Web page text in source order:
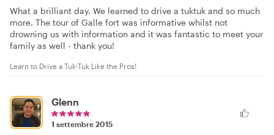
What a brilliant day. We learned to drive a tuktuk and so much
more. The tour of Galle fort was informative whilst not
drowning us with information and it was fantastic to meet your
family as well - thank you!
Learn to Drive a Tuk-Tuk Like the Pros!
Glenn
1 settembre 2015